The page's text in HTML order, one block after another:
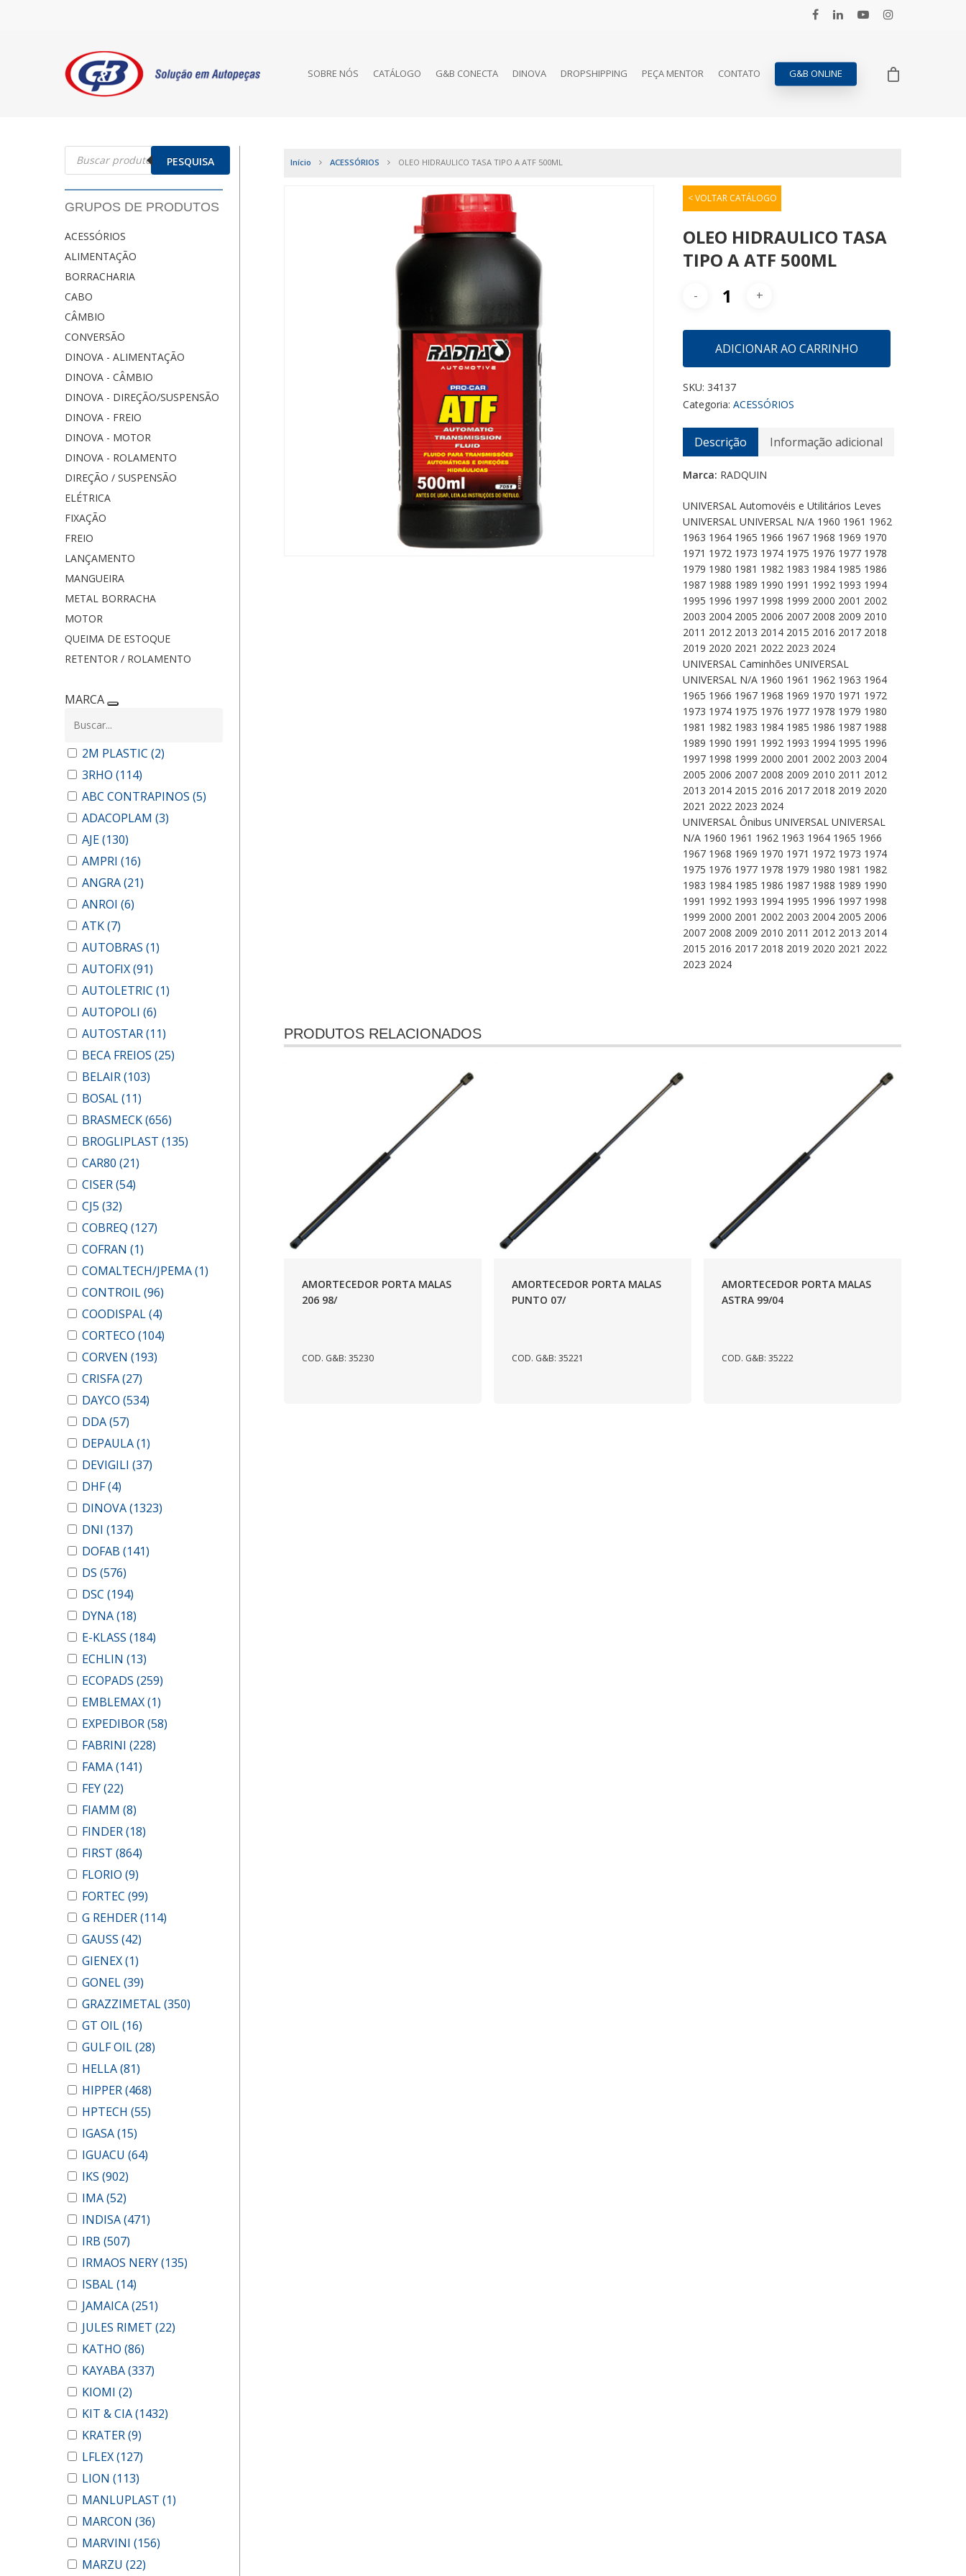
SOBRE NÓS CATÁLOGO G&B CONECTA DINOVA DROPSHIPPING PEÇA MENTOR CONTATO G&B ONLINE
Pesquisar
produtos PESQUISA
GRUPOS DE PRODUTOS
ACESSÓRIOS
ALIMENTAÇÃO
BORRACHARIA
CABO
CÂMBIO
CONVERSÃO
DINOVA - ALIMENTAÇÃO
DINOVA - CÂMBIO
DINOVA - DIREÇÃO/SUSPENSÃO
DINOVA - FREIO
DINOVA - MOTOR
DINOVA - ROLAMENTO
DIREÇÃO / SUSPENSÃO
ELÉTRICA
FIXAÇÃO
FREIO
LANÇAMENTO
MANGUEIRA
METAL BORRACHA
MOTOR
QUEIMA DE ESTOQUE
RETENTOR / ROLAMENTO
MARCA
2M PLASTIC (2)
3RHO (114)
ABC CONTRAPINOS (5)
ADACOPLAM (3)
AJE(130)
AMPRI (16)
ANGRA(21)
ANROI (6)
ATK(7)
AUTOBRAS (1)
AUTOFIX(91)
AUTOLETRIC (1)
AUTOPOLI (6)
AUTOSTAR(11)
BECA FREIOS (25)
BELAIR(103)
BOSAL(11)
BRASMECK(656)
BROGLIPLAST (135)
CAR80 (21)
CISER(54)
CJ5 (32)
COBREQ (127)
COFRAN (1)
COMALTECH/JPEMA(1)
CONTROIL(96)
COODISPAL(4)
CORTECO (104)
CORVEN (193)
CRISFA(27)
DAYCO (534)
DDA(57)
DEPAULA(1)
DEVIGILI (37)
DHF(4)
DINOVA(1323)
DNI (137)
DOFAB (141)
DS (576)
DSC (194)
DYNA(18)
E-KLASS (184)
ECHLIN (13)
ECOPADS (259)
EMBLEMAX(1)
EXPEDIBOR(58)
FABRINI (228)
FAMA(141)
FEY(22)
FIAMM (8)
FINDER(18)
FIRST (864)
FLORIO (9)
FORTEC (99)
G REHDER(114)
GAUSS (42)
GIENEX(1)
GONEL(39)
GRAZZIMETAL(350)
GT OIL(16)
GULF OIL(28)
HELLA(81)
HIPPER(468)
HPTECH (55)
IGASA(15)
IGUACU (64)
IKS (902)
IMA(52)
INDISA(471)
IRB (507)
IRMAOS NERY(135)
ISBAL(14)
JAMAICA(251)
JULES RIMET (22)
KATHO (86)
KAYABA(337)
KIOMI (2)
KIT & CIA(1432)
KRATER(9)
LFLEX(127)
LION (113)
MANLUPLAST (1)
MARCON (36)
MARVINI (156)
MARZU (22)
Início ACESSÓRIOS OLEO HIDRAULICO TASA TIPO A ATF 500ML
< VOLTAR CATÁLOGO
OLEO HIDRAULICO TASA
TIPO A ATF 500ML
ADICIONAR AO CARRINHO
SKU: 34137
Categoria:ACESSÓRIOS
Descrição Informação adicional
Marca: RADQUIN
UNIVERSAL Automovéis e Utilitários Leves
UNIVERSAL UNIVERSAL N/A 1960 1961 1962
1963 1964 1965 1966 1967 1968 1969 1970
1971 1972 1973 1974 1975 1976 1977 1978
1979 1980 1981 1982 1983 1984 1985 1986
1987 1988 1989 1990 1991 1992 1993 1994
1995 1996 1997 1998 1999 2000 2001 2002
2003 2004 2005 2006 2007 2008 2009 2010
2011 2012 2013 2014 2015 2016 2017 2018
2019 2020 2021 2022 2023 2024
UNIVERSAL Caminhões UNIVERSAL
UNIVERSAL N/A 1960 1961 1962 1963 1964
1965 1966 1967 1968 1969 1970 1971 1972
1973 1974 1975 1976 1977 1978 1979 1980
1981 1982 1983 1984 1985 1986 1987 1988
1989 1990 1991 1992 1993 1994 1995 1996
1997 1998 1999 2000 2001 2002 2003 2004
2005 2006 2007 2008 2009 2010 2011 2012
2013 2014 2015 2016 2017 2018 2019 2020
2021 2022 2023 2024
UNIVERSAL Ônibus UNIVERSAL UNIVERSAL
N/A 1960 1961 1962 1963 1964 1965 1966
1967 1968 1969 1970 1971 1972 1973 1974
1975 1976 1977 1978 1979 1980 1981 1982
1983 1984 1985 1986 1987 1988 1989 1990
1991 1992 1993 1994 1995 1996 1997 1998
1999 2000 2001 2002 2003 2004 2005 2006
2007 2008 2009 2010 2011 2012 2013 2014
2015 2016 2017 2018 2019 2020 2021 2022
2023 2024
PRODUTOS RELACIONADOS
AMORTECEDOR PORTA MALAS
206 98/
COD. G&B: 35230
AMORTECEDOR PORTA MALAS
PUNTO 07/
COD. G&B: 35221
AMORTECEDOR PORTA MALAS
ASTRA 99/04
COD. G&B: 35222